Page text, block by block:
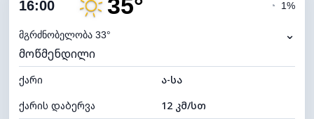
ნამის წერტილი
ხილვადობა
განათების ინდექსი 7 (ნათელი)
ღრუბლის სიმაღლე 11200 მ
16:00 35°
მგრძნობელობა 33°
◔ 1%
⌄
მოწმენდილი
ქარი
ა-სა
ქარის დაბერვა
12 კმ/სთ